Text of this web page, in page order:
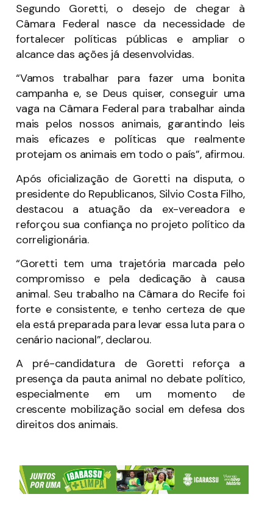
Segundo Goretti, o desejo de chegar à
Câmara Federal nasce da necessidade de
fortalecer políticas públicas e ampliar o
alcance das ações já desenvolvidas.
“Vamos trabalhar para fazer uma bonita
campanha e, se Deus quiser, conseguir uma
vaga na Câmara Federal para trabalhar ainda
mais pelos nossos animais, garantindo leis
mais eficazes e políticas que realmente
protejam os animais em todo o país”, afirmou.
Após oficialização de Goretti na disputa, o
presidente do Republicanos, Silvio Costa Filho,
destacou a atuação da ex-vereadora e
reforçou sua confiança no projeto político da
correligionária.
“Goretti tem uma trajetória marcada pelo
compromisso e pela dedicação à causa
animal. Seu trabalho na Câmara do Recife foi
forte e consistente, e tenho certeza de que
ela está preparada para levar essa luta para o
cenário nacional”, declarou.
A pré-candidatura de Goretti reforça a
presença da pauta animal no debate político,
especialmente em um momento de
crescente mobilização social em defesa dos
direitos dos animais.